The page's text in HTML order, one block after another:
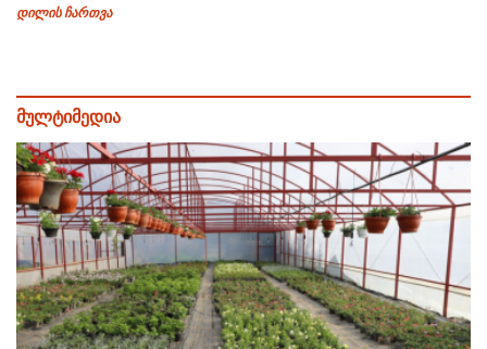
დილის ჩართვა
მულტიმედია